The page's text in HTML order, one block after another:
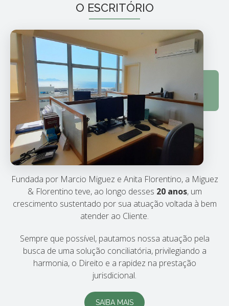
O ESCRITÓRIO
Fundada por Marcio Miguez e Anita Florentino, a Miguez
& Florentino teve, ao longo desses 20 anos, um
crescimento sustentado por sua atuação voltada à bem
atender ao Cliente.
Sempre que possível, pautamos nossa atuação pela
busca de uma solução conciliatória, privilegiando a
harmonia, o Direito e a rapidez na prestação
jurisdicional.
SAIBA MAIS